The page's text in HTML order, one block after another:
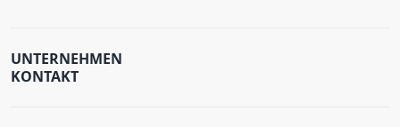
UNTERNEHMEN
KONTAKT